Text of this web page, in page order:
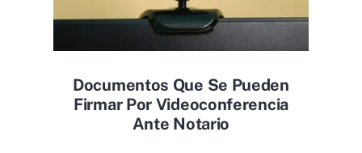
Documentos Que Se Pueden
Firmar Por Videoconferencia
Ante Notario